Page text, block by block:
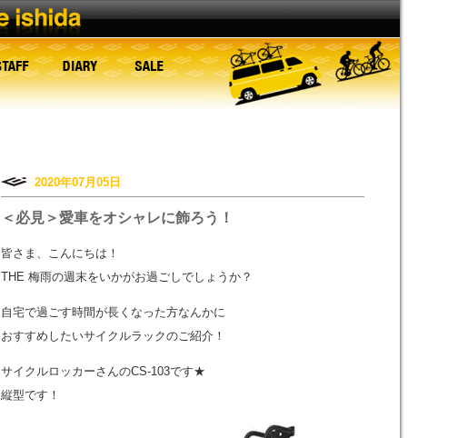
2020年07月05日
＜必見＞愛車をオシャレに飾ろう！
皆さま、こんにちは！
THE 梅雨の週末をいかがお過ごしでしょうか？
自宅で過ごす時間が長くなった方なんかに
おすすめしたいサイクルラックのご紹介！
サイクルロッカーさんのCS-103です★
縦型です！